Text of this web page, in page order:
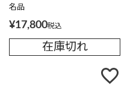
名品
¥17,800税込
在庫切れ